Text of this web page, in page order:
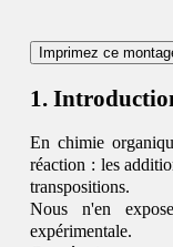
En chimie
réaction : les
transpositions.
Nous n'en
expérimentale.